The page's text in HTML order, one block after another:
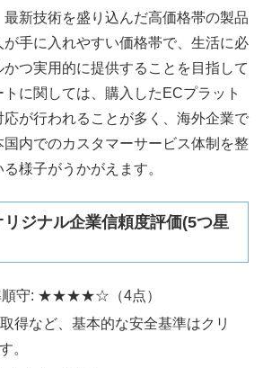
新技術を盛り込んだ高価格帯の製品
手に入れやすい価格帯で、生活に必
つ実用的に提供することを目指して
に関しては、購入したECプラット
が行われることが多く、海外企業で
内でのカスタマーサービス体制を整
様子がうかがえます。
ジナル企業信頼度評価(5つ星
順守: ★★★★☆（4点）
得など、基本的な安全基準はクリ
。